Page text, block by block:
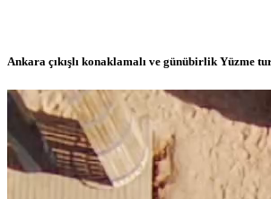
Ankara çıkışlı konaklamalı ve günübirlik Yüzme